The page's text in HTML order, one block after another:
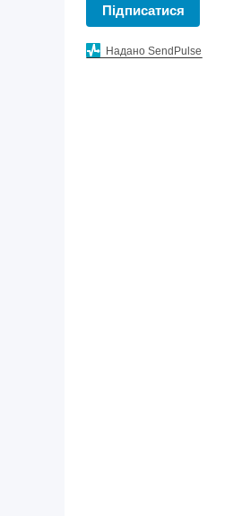
Підписатися
Надано SendPulse